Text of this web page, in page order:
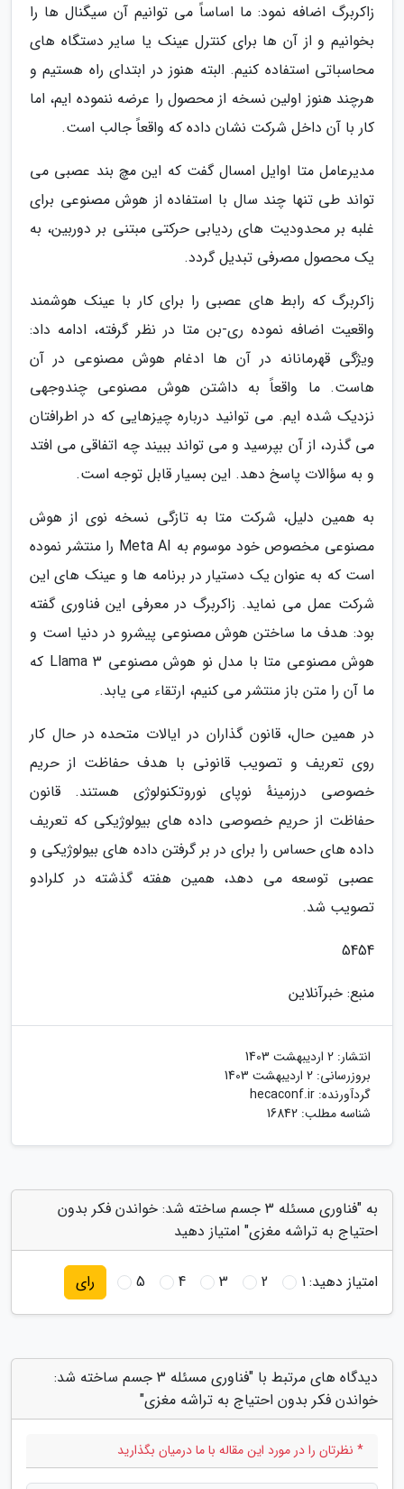
زاکربرگ اضافه نمود: ما اساساً می توانیم آن سیگنال ها را
بخوانیم و از آن ها برای کنترل عینک یا سایر دستگاه های
محاسباتی استفاده کنیم. البته هنوز در ابتدای راه هستیم و
هرچند هنوز اولین نسخه از محصول را عرضه ننموده ایم، اما
کار با آن داخل شرکت نشان داده که واقعاً جالب است.
مدیرعامل متا اوایل امسال گفت که این مچ بند عصبی می
تواند طی تنها چند سال با استفاده از هوش مصنوعی برای
غلبه بر محدودیت های ردیابی حرکتی مبتنی بر دوربین، به
یک محصول مصرفی تبدیل گردد.
زاکربرگ که رابط های عصبی را برای کار با عینک هوشمند
واقعیت اضافه نموده ری-بن متا در نظر گرفته، ادامه داد:
ویژگی قهرمانانه در آن ها ادغام هوش مصنوعی در آن
هاست. ما واقعاً به داشتن هوش مصنوعی چندوجهی
نزدیک شده ایم. می توانید درباره چیزهایی که در اطرافتان
می گذرد، از آن بپرسید و می تواند ببیند چه اتفاقی می افتد
و به سؤالات پاسخ دهد. این بسیار قابل توجه است.
به همین دلیل، شرکت متا به تازگی نسخه نوی از هوش
مصنوعی مخصوص خود موسوم به Meta AI را منتشر نموده
است که به عنوان یک دستیار در برنامه ها و عینک های این
شرکت عمل می نماید. زاکربرگ در معرفی این فناوری گفته
بود: هدف ما ساختن هوش مصنوعی پیشرو در دنیا است و
هوش مصنوعی متا با مدل نو هوش مصنوعی Llama 3 که
ما آن را متن باز منتشر می کنیم، ارتقاء می یابد.
در همین حال، قانون گذاران در ایالات متحده در حال کار
روی تعریف و تصویب قانونی با هدف حفاظت از حریم
خصوصی درزمینهٔ نوپای نوروتکنولوژی هستند. قانون
حفاظت از حریم خصوصی داده های بیولوژیکی که تعریف
داده های حساس را برای در بر گرفتن داده های بیولوژیکی و
عصبی توسعه می دهد، همین هفته گذشته در کلرادو
تصویب شد.
5454
منبع: خبرآنلاین
انتشار: 2 اردیبهشت 1403
بروزرسانی: 2 اردیبهشت 1403
گردآورنده: hecaconf.ir
شناسه مطلب: 16842
به "فناوری مسئله 3 جسم ساخته شد: خواندن فکر بدون
احتیاج به تراشه مغزی" امتیاز دهید
امتیاز دهید:1
2
3
4
5 رای
دیدگاه های مرتبط با "فناوری مسئله 3 جسم ساخته شد:
خواندن فکر بدون احتیاج به تراشه مغزی"
* نظرتان را در مورد این مقاله با ما درمیان بگذارید